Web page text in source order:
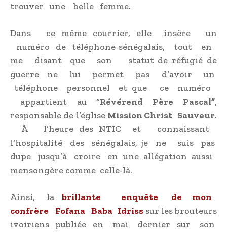
trouver une belle femme.
Dans ce même courrier, elle insère un
numéro de téléphone sénégalais, tout en
me disant que son statut de réfugié de
guerre ne lui permet pas d’avoir un
téléphone personnel et que ce numéro
appartient au “Révérend Père Pascal”,
responsable de l’église Mission Christ Sauveur.
À l’heure des NTIC et connaissant
l’hospitalité des sénégalais, je ne suis pas
dupe jusqu’à croire en une allégation aussi
mensongère comme celle-là.
Ainsi, labrillante enquête de mon
confrère Fofana Baba Idrisssur les brouteurs
ivoiriens publiée en mai dernier sur son